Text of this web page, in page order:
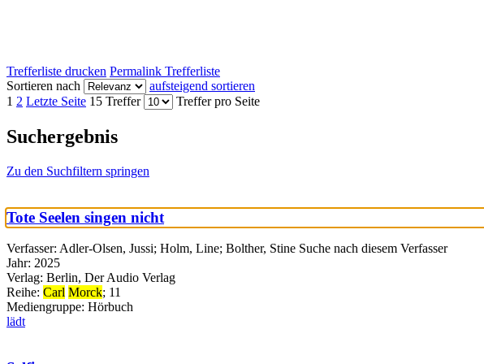
Trefferliste drucken Permalink Trefferliste
Sortieren nach
aufsteigend sortieren
1 2 Letzte Seite 15 Treffer Treffer pro Seite
Suchergebnis
Zu den Suchfiltern springen
Tote Seelen singen nicht
Verfasser: Adler-Olsen, Jussi; Holm, Line; Bolther, Stine Suche nach diesem Verfasser
Jahr: 2025
Verlag: Berlin, Der Audio Verlag
Reihe: Carl Morck; 11
Mediengruppe: Hörbuch
lädt